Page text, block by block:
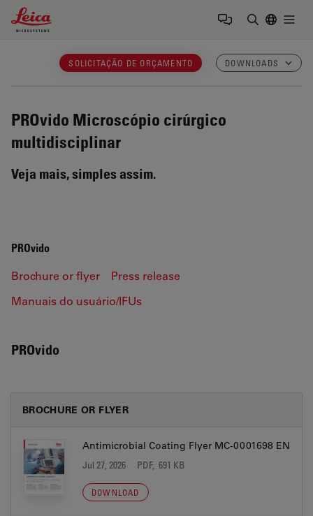
Leica Microsystems Logo
SOLICITAÇÃO DE ORÇAMENTO DOWNLOADS
PROvido Microscópio cirúrgico
multidisciplinar
Veja mais, simples assim.
PROvido
Brochure or flyer
Press release
Manuais do usuário/IFUs
PROvido
BROCHURE OR FLYER
Antimicrobial Coating Flyer MC-0001698 EN
Jul 27, 2026 PDF, 691 KB
DOWNLOAD